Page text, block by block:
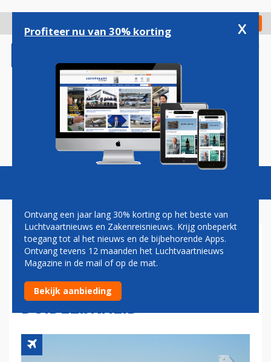
gaan
Check in
Magazine Podcasts Vacatures
HOE HOOG WORDT
NEDERLANDSE VLIEGTAKS?
KOMEND VOORJAAR MEER
DUIDELIJKHEID
Profiteer nu van 30% korting x
Ontvang een jaar lang 30% korting op het beste van
Luchtvaartnieuws en Zakenreisnieuws. Krijg onbeperkt
toegang tot al het nieuws en de bijbehorende Apps.
Ontvang tevens 12 maanden het Luchtvaartnieuws
Magazine in de mail of op de mat.
Bekijk aanbieding